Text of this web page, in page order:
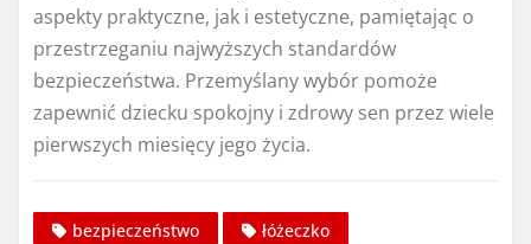
aspekty praktyczne, jak i estetyczne, pamiętając o
przestrzeganiu najwyższych standardów
bezpieczeństwa. Przemyślany wybór pomoże
zapewnić dziecku spokojny i zdrowy sen przez wiele
pierwszych miesięcy jego życia.
bezpieczeństwo
łóżeczko